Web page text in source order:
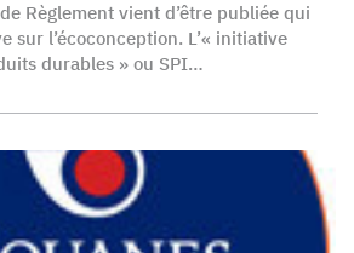
Règlement vient d’être publiée qui
sur l’écoconception. L’« initiative
durables » ou SPI…